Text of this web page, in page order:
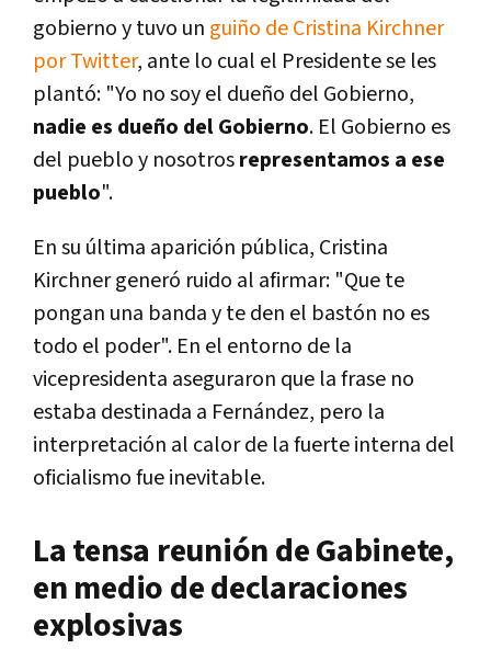
gobierno y tuvo un guiño de Cristina Kirchner
por Twitter, ante lo cual el Presidente se les
plantó: "Yo no soy el dueño del Gobierno,
nadie es dueño del Gobierno. El Gobierno es
del pueblo y nosotrosrepresentamos a ese
pueblo".
En su última aparición pública, Cristina
Kirchner generó ruido al afirmar: "Que te
pongan una banda y te den el bastón no es
todo el poder". En el entorno de la
vicepresidenta aseguraron que la frase no
estaba destinada a Fernández, pero la
interpretación al calor de la fuerte interna del
oficialismo fue inevitable.
La tensa reunión de Gabinete,
en medio de declaraciones
explosivas